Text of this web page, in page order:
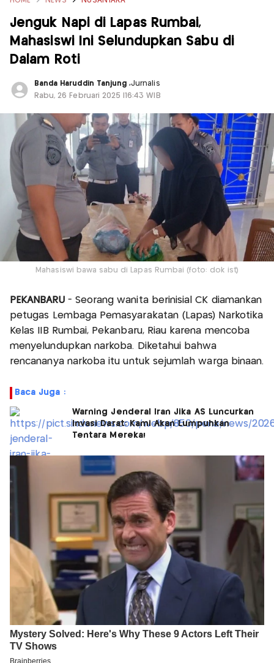
Jenguk Napi di Lapas Rumbai,
Mahasiswi Ini Selundupkan Sabu di
Dalam Roti
Banda Haruddin Tanjung,Jurnalis
Rabu, 26 Februari 2025 |16:43 WIB
Mahasiswi bawa sabu di Lapas Rumbai (foto: dok ist)
PEKANBARU- Seorang wanita berinisial CK diamankan
petugas Lembaga Pemasyarakatan (Lapas) Narkotika
Kelas IIB Rumbai, Pekanbaru, Riau karena mencoba
menyelundupkan narkoba. Diketahui bahwa
rencananya narkoba itu untuk sejumlah warga binaan.
Baca Juga :
Warning Jenderal Iran Jika AS Luncurkan
Invasi Darat: Kami Akan Lumpuhkan
Tentara Mereka!